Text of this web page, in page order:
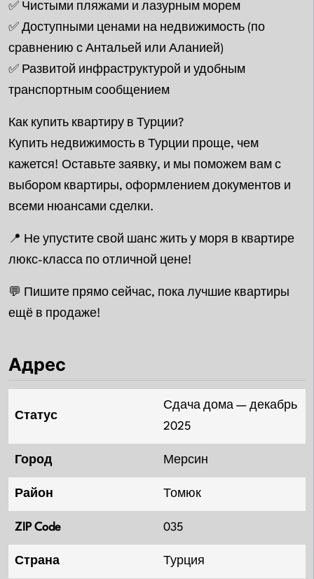
✅ Чистыми пляжами и лазурным морем
✅ Доступными ценами на недвижимость (по
сравнению с Антальей или Аланией)
✅ Развитой инфраструктурой и удобным
транспортным сообщением
Как купить квартиру в Турции?
Купить недвижимость в Турции проще, чем
кажется! Оставьте заявку, и мы поможем вам с
выбором квартиры, оформлением документов и
всеми нюансами сделки.
📍 Не упустите свой шанс жить у моря в квартире
люкс-класса по отличной цене!
💬 Пишите прямо сейчас, пока лучшие квартиры
ещё в продаже!
Адрес
Статус
Сдача дома — декабрь
2025
Город Мерсин
Район Томюк
ZIP Code 035
Страна Турция